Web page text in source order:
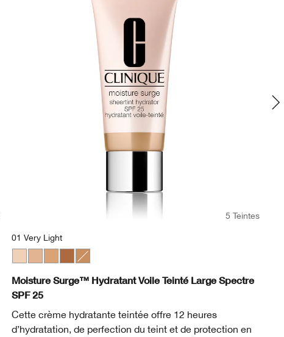
5 Teintes
01 Very Light
Moisture Surge™ Hydratant Voile Teinté Large Spectre
SPF 25
Cette crème hydratante teintée offre 12 heures
d’hydratation, de perfection du teint et de protection en